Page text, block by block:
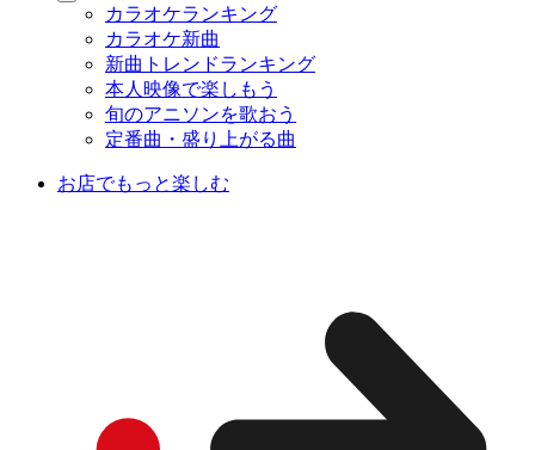
カラオケランキング
カラオケ新曲
新曲トレンドランキング
本人映像で楽しもう
旬のアニソンを歌おう
定番曲・盛り上がる曲
お店でもっと楽しむ